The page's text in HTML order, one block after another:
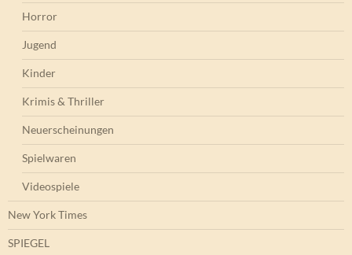
Horror
Jugend
Kinder
Krimis & Thriller
Neuerscheinungen
Spielwaren
Videospiele
New York Times
SPIEGEL